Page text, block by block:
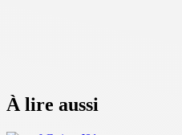
À lire aussi